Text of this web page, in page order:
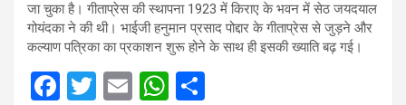
जा चुका है। गीताप्रेस की स्थापना 1923 में किराए के भवन में सेठ जयदयाल
गोयंदका ने की थी। भाईजी हनुमान प्रसाद पोद्दार के गीताप्रेस से जुड़ने और
कल्याण पत्रिका का प्रकाशन शुरू होने के साथ ही इसकी ख्याति बढ़ गई।
F
T
E
W